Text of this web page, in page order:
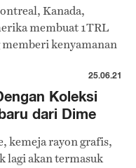
Kanada,
membuat 1TRL
memberi kenyamanan
25.06.21
Koleksi
dari Dime
kemeja rayon grafis,
lagi akan termasuk